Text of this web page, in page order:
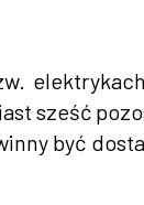
sześć
być